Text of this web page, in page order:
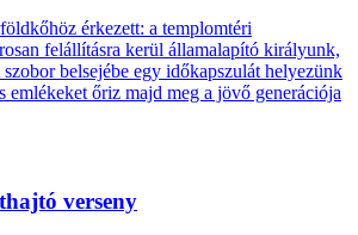
érkezett: a templomtéri
felállításra kerül államalapító királyunk,
belsejébe egy időkapszulát helyezünk
emlékeket őriz majd meg a jövő generációja
verseny